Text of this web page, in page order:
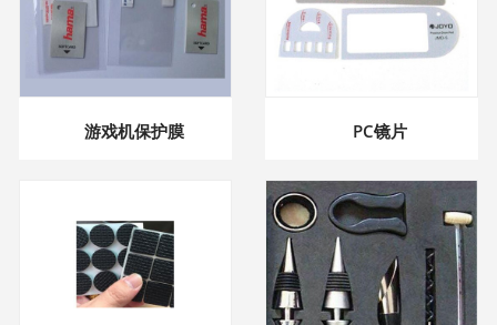
游戏机保护膜 PC镜片